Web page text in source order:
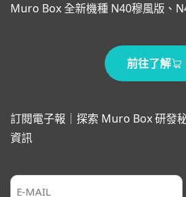
Muro Box 全新機種 N40穆風版、
前往了解
訂閱電子報｜探索 Muro Box 研發
資訊